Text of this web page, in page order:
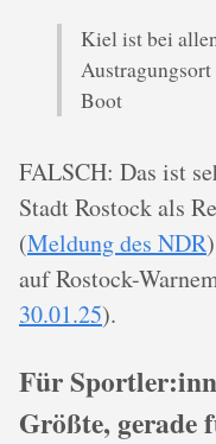
Kiel ist bei
Boot
FALSCH: Das ist
Stadt Rostock als
(Meldung des NDR
auf Rostock-
30.01.25).
Für
Größte, gerade